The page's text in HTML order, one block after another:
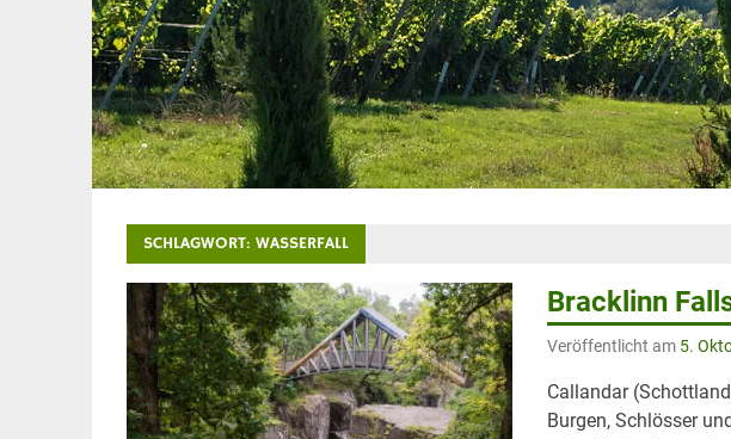
SCHLAGWORT: WASSERFALL
Bracklinn
Veröffentlicht am 5.
Callandar
Burgen, Schlösser